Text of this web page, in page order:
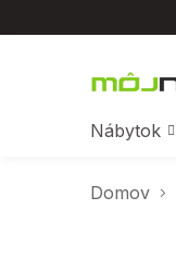
na
Nábytok
Domov